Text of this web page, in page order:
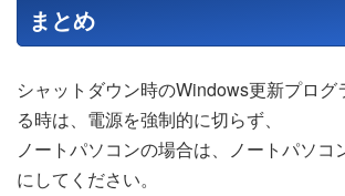
まとめ
シャットダウン時のWindows更新プログ
る時は、電源を強制的に切らず、
ノートパソコンの場合は、ノートパソコ
にしてください。